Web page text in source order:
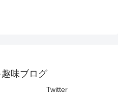
味ブログ
Twitter